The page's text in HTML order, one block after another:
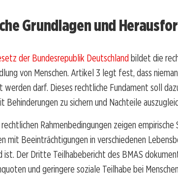
Grundlagen und
der Bundesrepublik Deutschland bildet die
von Menschen. Artikel 3 legt fest, dass
werden darf. Dieses rechtliche Fundament soll
Behinderungen zu sichern und Nachteile
Rahmenbedingungen zeigen empirische
mit Beeinträchtigungen in verschiedenen
ist. Der Dritte Teilhabebericht des BMAS
und geringere soziale Teilhabe bei